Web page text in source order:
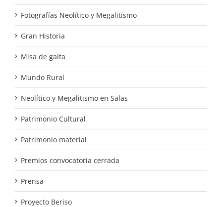
Fotografías Neolítico y Megalitismo
Gran Historia
Misa de gaita
Mundo Rural
Neolítico y Megalitismo en Salas
Patrimonio Cultural
Patrimonio material
Premios convocatoria cerrada
Prensa
Proyecto Beriso